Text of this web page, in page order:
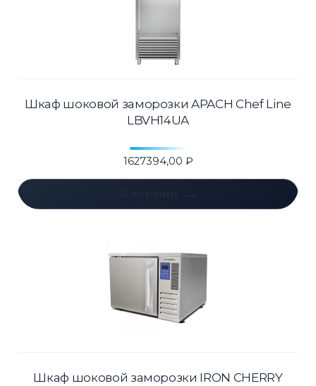
Шкаф шоковой заморозки APACH Chef Line
LBVH14UA
1627394,00 ₽
Шкаф шоковой заморозки IRON CHERRY